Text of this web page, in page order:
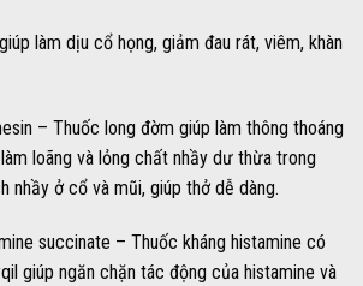
làm dịu cổ họng, giảm đau rát, viêm, khàn
– Thuốc long đờm giúp làm thông thoáng
loãng và lỏng chất nhầy dư thừa trong
nhầy ở cổ và mũi, giúp thở dễ dàng.
succinate – Thuốc kháng histamine có
giúp ngăn chặn tác động của histamine và